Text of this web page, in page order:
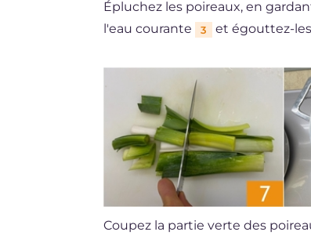
Épluchez les poireaux, en
l'eau courante
3 et égouttez-
Coupez la partie verte des